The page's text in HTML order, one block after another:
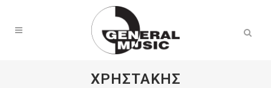
ΧΡΗΣΤΑΚΗΣ